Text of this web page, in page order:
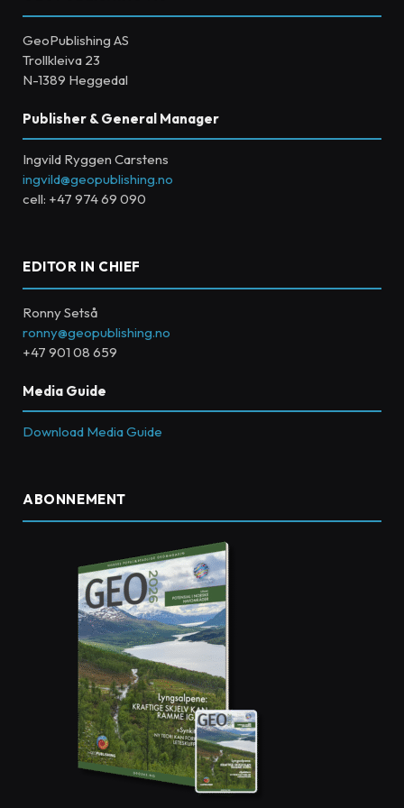
GeoPublishing AS
Trollkleiva 23
N-1389 Heggedal
Publisher & General Manager
Ingvild Ryggen Carstens
ingvild@geopublishing.no
cell: +47 974 69 090
EDITOR IN CHIEF
Ronny Setså
ronny@geopublishing.no
+47 901 08 659
Media Guide
Download Media Guide
ABONNEMENT